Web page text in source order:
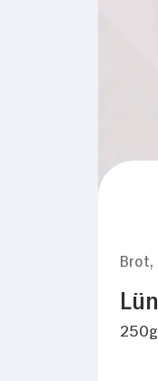
Brot,